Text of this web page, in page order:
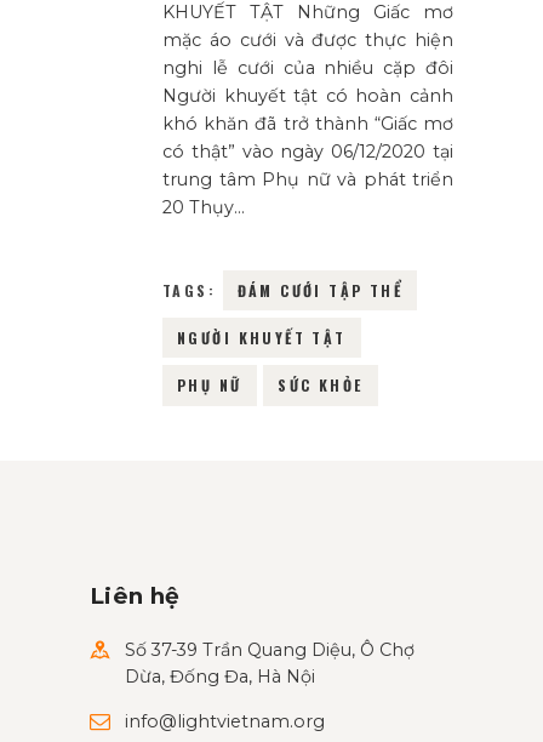
KHUYẾT TẬT Những Giấc mơ
mặc áo cưới và được thực hiện
nghi lễ cưới của nhiều cặp đôi
Người khuyết tật có hoàn cảnh
khó khăn đã trở thành “Giấc mơ
có thật” vào ngày 06/12/2020 tại
trung tâm Phụ nữ và phát triển
20 Thụy…
TAGS: ĐÁM CƯỚI TẬP THỂ
NGƯỜI KHUYẾT TẬT
PHỤ NỮ SỨC KHỎE
Liên hệ
Số 37-39 Trần Quang Diệu, Ô Chợ
Dừa, Đống Đa, Hà Nội
info@lightvietnam.org